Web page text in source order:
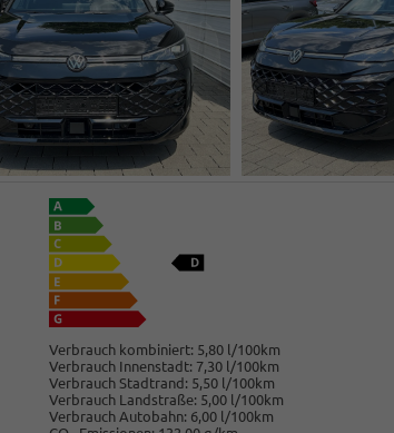
Verbrauch kombiniert: 5,80 l/100km
Verbrauch Innenstadt: 7,30 l/100km
Verbrauch Stadtrand: 5,50 l/100km
Verbrauch Landstraße: 5,00 l/100km
Verbrauch Autobahn: 6,00 l/100km